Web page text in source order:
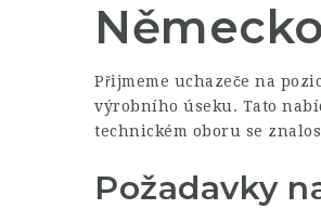
Německo
Přijmeme uchazeče na
výrobního úseku. Tato
technickém oboru se
Požadavky